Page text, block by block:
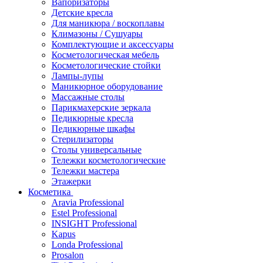
Вапоризаторы
Детские кресла
Для маникюра / воскоплавы
Климазоны / Сушуары
Комплектующие и аксессуары
Косметологическая мебель
Косметологические стойки
Лампы-лупы
Маникюрное оборудование
Массажные столы
Парикмахерские зеркала
Педикюрные кресла
Педикюрные шкафы
Стерилизаторы
Столы универсальные
Тележки косметологические
Тележки мастера
Этажерки
Косметика
Aravia Professional
Estel Professional
INSIGHT Professional
Kapus
Londa Professional
Prosalon